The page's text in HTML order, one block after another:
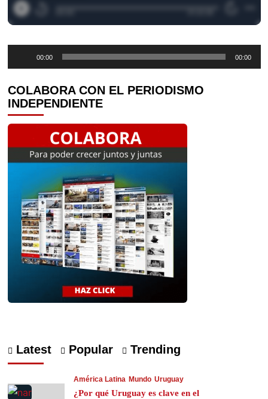
Reproductor
de
audio
00:00 00:00
COLABORA CON EL PERIODISMO
INDEPENDIENTE
Latest Popular Trending
América Latina Mundo Uruguay
¿Por qué Uruguay es clave en el